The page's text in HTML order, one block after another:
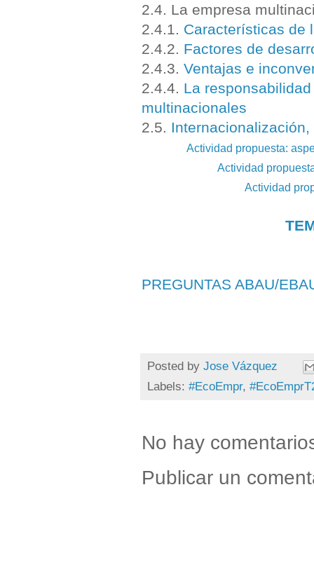
2.4. La empresa
2.4.1. Características de
2.4.2. Factores de
2.4.3. Ventajas e
2.4.4. La
multinacionales
2.5.
Actividad propuesta:
Actividad
Actividad
PREGUNTAS ABAU/
Posted by Jose Vázquez
Labels: #EcoEmpr,
No hay
Publicar un